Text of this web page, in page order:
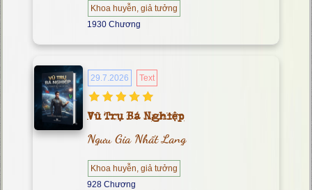
Khoa huyễn, giả tưởng
1930 Chương
29.7.2026 Text
Vũ Trụ Bá Nghiệp
Ngưu Gia Nhất Lang
Khoa huyễn, giả tưởng
928 Chương